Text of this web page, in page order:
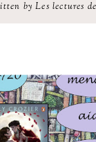
by Les lectures